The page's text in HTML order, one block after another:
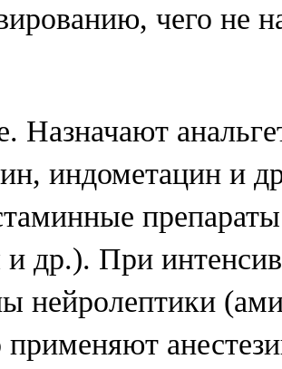
чего не
Назначают
индометацин и
и др.). При
нейролептики